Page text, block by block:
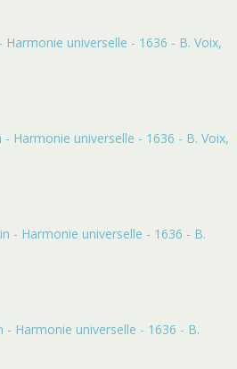
universelle - 1636 - B. Voix,
Harmonie universelle - 1636 - B. Voix,
- Harmonie universelle - 1636 - B.
Harmonie universelle - 1636 - B.